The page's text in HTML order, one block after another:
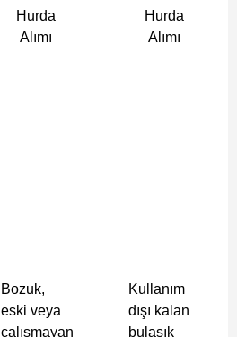
Hurda
Alımı
Bozuk,
eski veya
çalışmayan
Hurda
Alımı
Kullanım
dışı kalan
bulaşık